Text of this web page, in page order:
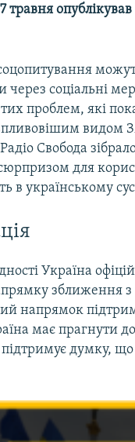
травня
соціальні
тих проблем, які
видом
Свобода
для
в українському
Україна
зближення
напрямок
має прагнути
думку, що